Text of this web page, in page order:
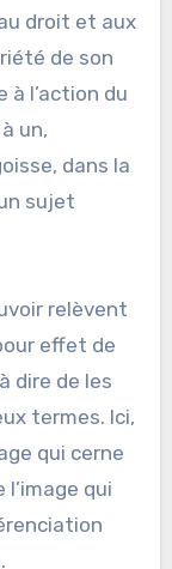
droit et aux
de son
l’action du
un,
dans la
sujet
relèvent
effet de
dire de les
termes. Ici,
qui cerne
l’image qui